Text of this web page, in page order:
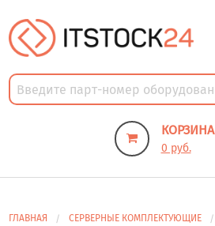
КОРЗИНА
0 руб.
ГЛАВНАЯ СЕРВЕРНЫЕ КОМПЛЕКТУЮЩИЕ